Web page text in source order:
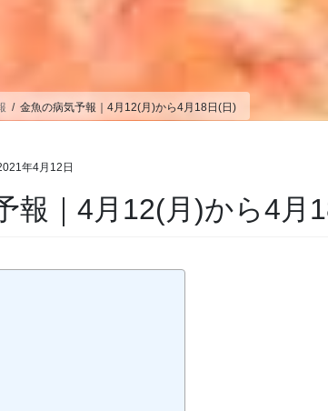
金魚の病気予報｜4月12(月)から4月18日(日)
年4月12日
報｜4月12(月)から4月